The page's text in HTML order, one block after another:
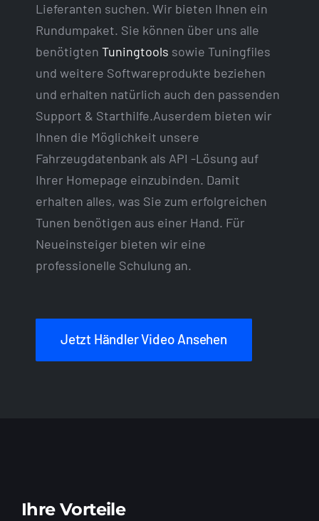
Lieferanten suchen. Wir bieten Ihnen ein
Rundumpaket. Sie können über uns alle
benötigten Tuningtools sowie Tuningfiles
und weitere Softwareprodukte beziehen
und erhalten natürlich auch den passenden
Support & Starthilfe.Auserdem bieten wir
Ihnen die Möglichkeit unsere
Fahrzeugdatenbank als API -Lösung auf
Ihrer Homepage einzubinden. Damit
erhalten alles, was Sie zum erfolgreichen
Tunen benötigen aus einer Hand. Für
Neueinsteiger bieten wir eine
professionelle Schulung an.
Jetzt Händler Video Ansehen
Ihre Vorteile